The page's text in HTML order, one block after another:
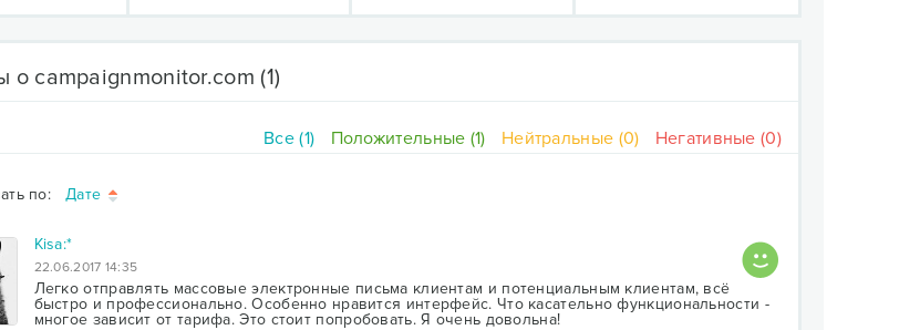
о campaignmonitor.com (1)
Все (1) Положительные (1) Нейтральные (0) Негативные (0)
по: Дате
Kisa:*
22.06.2017 14:35
Легко отправлять массовые электронные письма клиентам и потенциальным клиентам, всё
быстро и профессионально. Особенно нравится интерфейс. Что касательно функциональности -
многое зависит от тарифа. Это стоит попробовать. Я очень довольна!